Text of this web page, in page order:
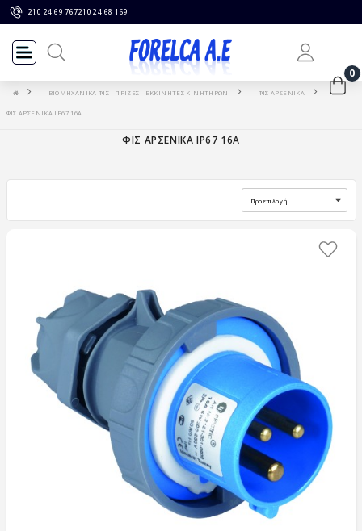
210 24 69 767210 24 68 169
0
ΒΙΟΜΗΧΑΝΙΚΑ ΦΙΣ - ΠΡΙΖΕΣ - ΕΚΚΙΝΗΤΕΣ ΚΙΝΗΤΗΡΩΝ ΦΙΣ ΑΡΣΕΝΙΚΑ
ΦΙΣ ΑΡΣΕΝΙΚΑ IP67 16A
ΦΙΣ ΑΡΣΕΝΙΚΑ IP67 16A